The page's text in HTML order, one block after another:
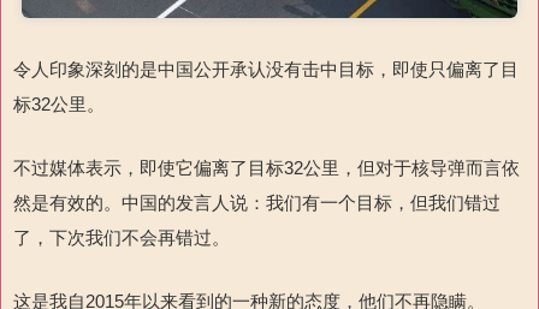
令人印象深刻的是中国公开承认没有击中目标，即使只偏离了 目
标32公里 。
不过媒体表示，即使它偏离了目标32公里 ，但对于核导弹而言依
然是有效的。中国的发言人说：我们有一个目标，但我们错过
了，下次我们不会再错过。
这是我自2015年以来看到的一种新的态度，他们不再隐瞒。